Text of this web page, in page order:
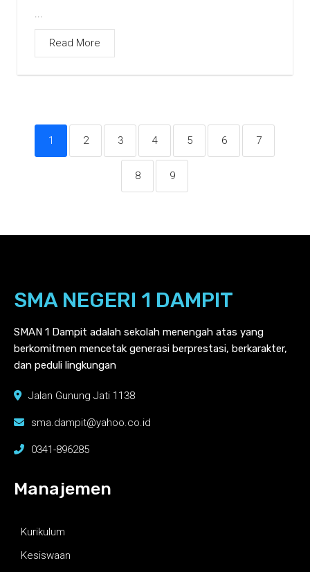
...
Read More
1 2 3 4 5 6 7
8 9
SMA NEGERI 1 DAMPIT
SMAN 1 Dampit adalah sekolah menengah atas yang
berkomitmen mencetak generasi berprestasi, berkarakter,
dan peduli lingkungan
Jalan Gunung Jati 1138
sma.dampit@yahoo.co.id
0341-896285
Manajemen
Kurikulum
Kesiswaan